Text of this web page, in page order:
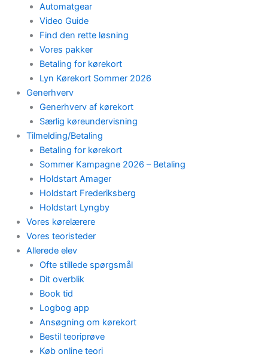
Automatgear
Video Guide
Find den rette løsning
Vores pakker
Betaling for kørekort
Lyn Kørekort Sommer 2026
Generhverv
Generhverv af kørekort
Særlig køreundervisning
Tilmelding/Betaling
Betaling for kørekort
Sommer Kampagne 2026 – Betaling
Holdstart Amager
Holdstart Frederiksberg
Holdstart Lyngby
Vores kørelærere
Vores teoristeder
Allerede elev
Ofte stillede spørgsmål
Dit overblik
Book tid
Logbog app
Ansøgning om kørekort
Bestil teoriprøve
Køb online teori